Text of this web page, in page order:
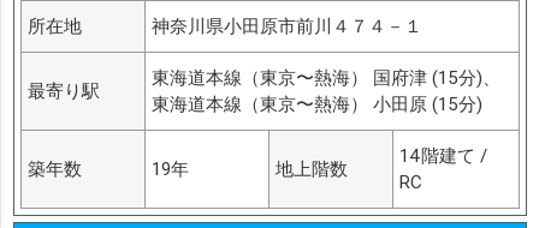
所在地 神奈川県小田原市前川４７４－１
最寄り駅
東海道本線（東京〜熱海） 国府津 (15分)、
東海道本線（東京〜熱海） 小田原 (15分)
築年数 19年 地上階数
14階建て /
RC